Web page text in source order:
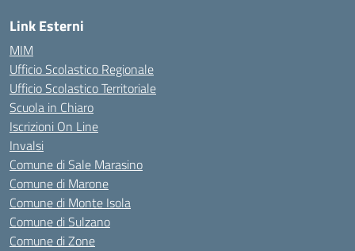
Link Esterni
MIM
Ufficio Scolastico Regionale
Ufficio Scolastico Territoriale
Scuola in Chiaro
Iscrizioni On Line
Invalsi
Comune di Sale Marasino
Comune di Marone
Comune di Monte Isola
Comune di Sulzano
Comune di Zone